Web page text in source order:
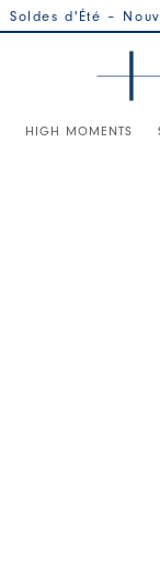
Soldes d'Été –
HIGH MOMENTS